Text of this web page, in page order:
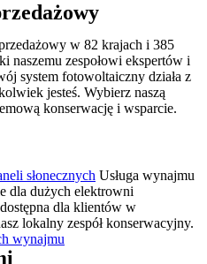
w 82 krajach i 385
naszemu zespołowi ekspertów i
system fotowoltaiczny działa z
jesteś. Wybierz naszą
konserwację i wsparcie.
słonecznych Usługa wynajmu
dla dużych elektrowni
dla klientów w
lokalny zespół konserwacyjny.
wynajmu